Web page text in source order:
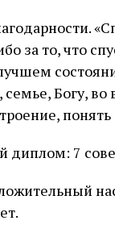
за то, что
Богу,
диплом: 7